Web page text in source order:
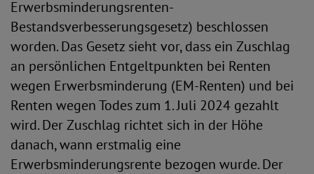
Erwerbsminderungsrenten-
Bestandsverbesserungsgesetz) beschlossen
worden. Das Gesetz sieht vor, dass ein Zuschlag
an persönlichen Entgeltpunkten bei Renten
wegen Erwerbsminderung (EM-Renten) und bei
Renten wegen Todes zum 1. Juli 2024 gezahlt
wird. Der Zuschlag richtet sich in der Höhe
danach, wann erstmalig eine
Erwerbsminderungsrente bezogen wurde. Der